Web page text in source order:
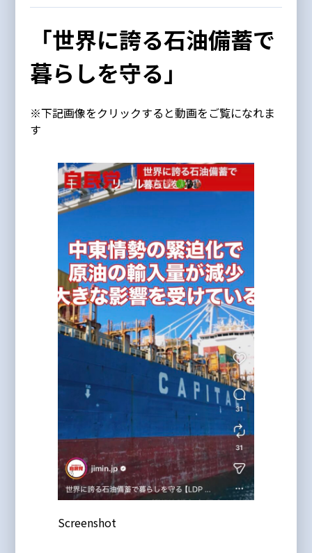
「世界に誇る石油備蓄で
暮らしを守る」
※下記画像をクリックすると動画をご覧になれま
す
Screenshot